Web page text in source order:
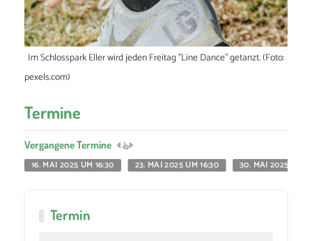
Im Schlosspark Eller wird jeden Freitag "Line Dance" getanzt. (Foto:
pexels.com)
Termine
Vergangene Termine
16. MAI 2025 UM 16:30
23. MAI 2025 UM 16:30 30. MAI 2025 UM
Termin